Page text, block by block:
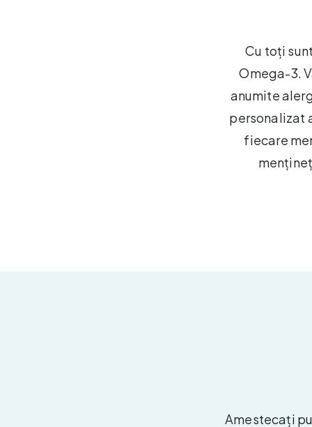
Cu toți
Omega-3.
anumite
personalizat
fiecare
Amestecați